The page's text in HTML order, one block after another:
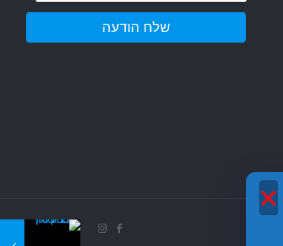
×